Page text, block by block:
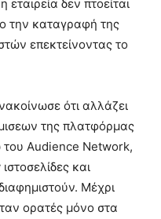
δεν πτοείται
την καταγραφή της
επεκτείνοντας το
ότι αλλάζει
της πλατφόρμας
του Audience Network,
και
Μέχρι
ορατές μόνο στα